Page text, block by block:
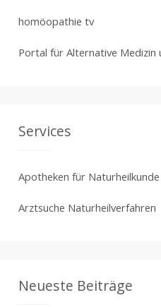
homöopathie tv
Portal für Alternative
Services
Apotheken für
Arztsuche Naturheilverfahren
Neueste Beiträge